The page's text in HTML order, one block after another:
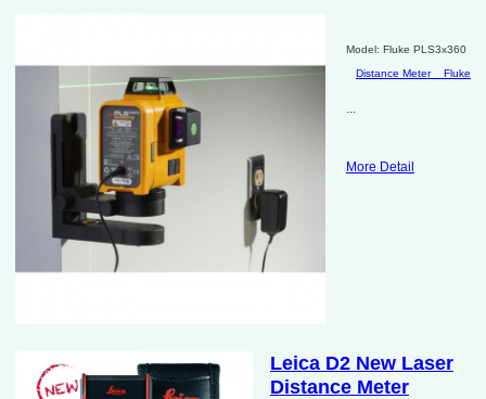
Model: Fluke PLS3x360
Distance Meter Fluke
...
More Detail
Leica D2 New Laser
Distance Meter